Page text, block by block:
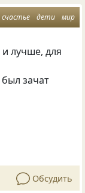
счастье дети мир
лучше, для
зачат
Обсудить